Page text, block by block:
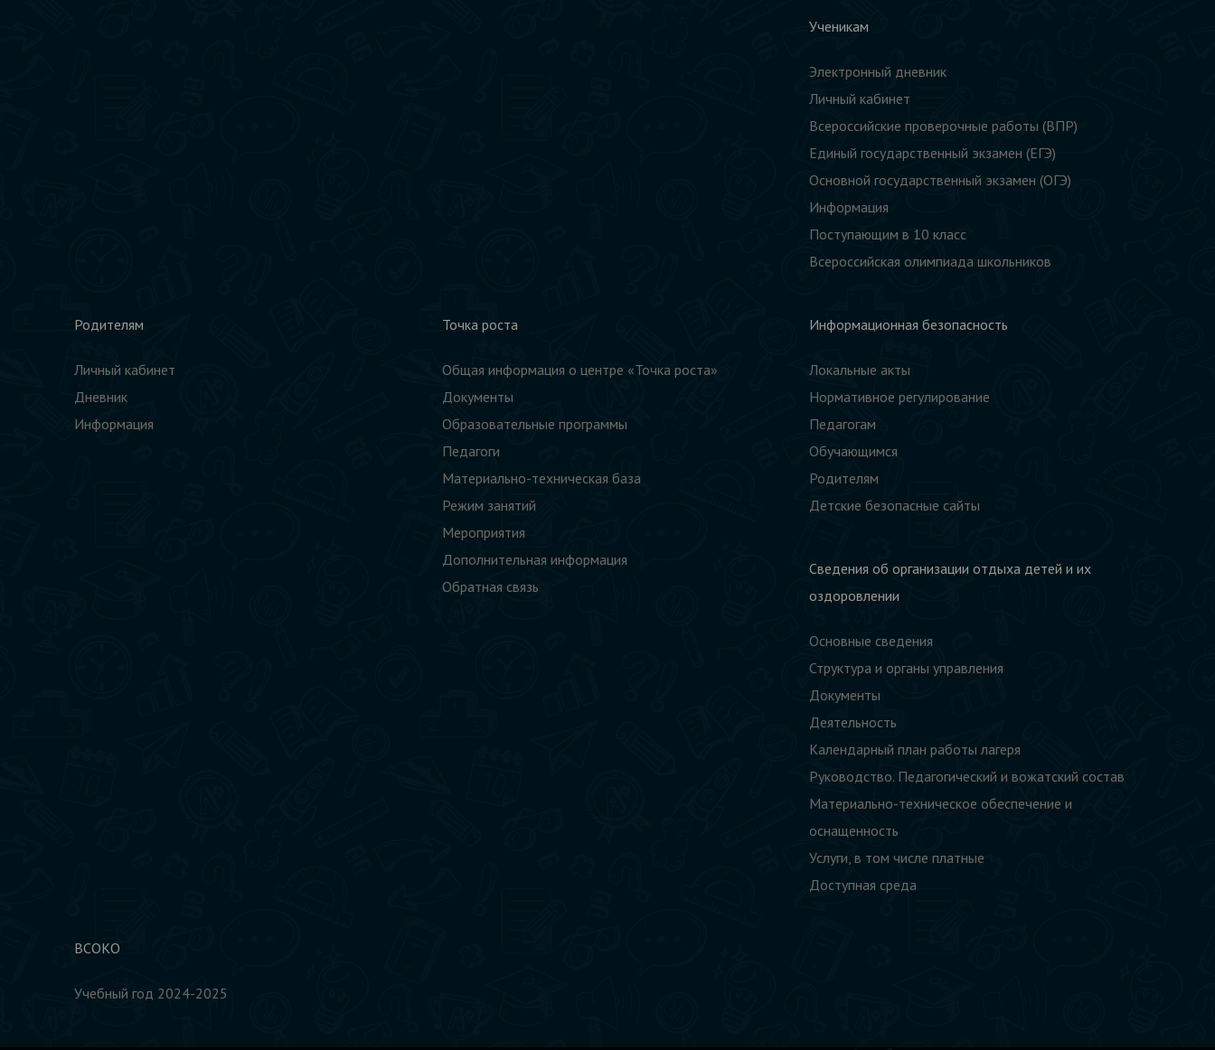
Ученикам
Электронный дневник
Личный кабинет
Всероссийские проверочные работы (ВПР)
Единый государственный экзамен (ЕГЭ)
Основной государственный экзамен (ОГЭ)
Информация
Поступающим в 10 класс
Всероссийская олимпиада школьников
Родителям
Личный кабинет
Дневник
Информация
Точка роста
Общая информация о центре «Точка роста»
Документы
Образовательные программы
Педагоги
Материально-техническая база
Режим занятий
Мероприятия
Дополнительная информация
Обратная связь
Информационная безопасность
Локальные акты
Нормативное регулирование
Педагогам
Обучающимся
Родителям
Детские безопасные сайты
Сведения об организации отдыха детей и их
оздоровлении
Основные сведения
Структура и органы управления
Документы
Деятельность
Календарный план работы лагеря
Руководство. Педагогический и вожатский состав
Материально-техническое обеспечение и
оснащенность
Услуги, в том числе платные
Доступная среда
ВСОКО
Учебный год 2024-2025